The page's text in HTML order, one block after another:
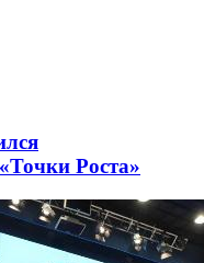
Роста»